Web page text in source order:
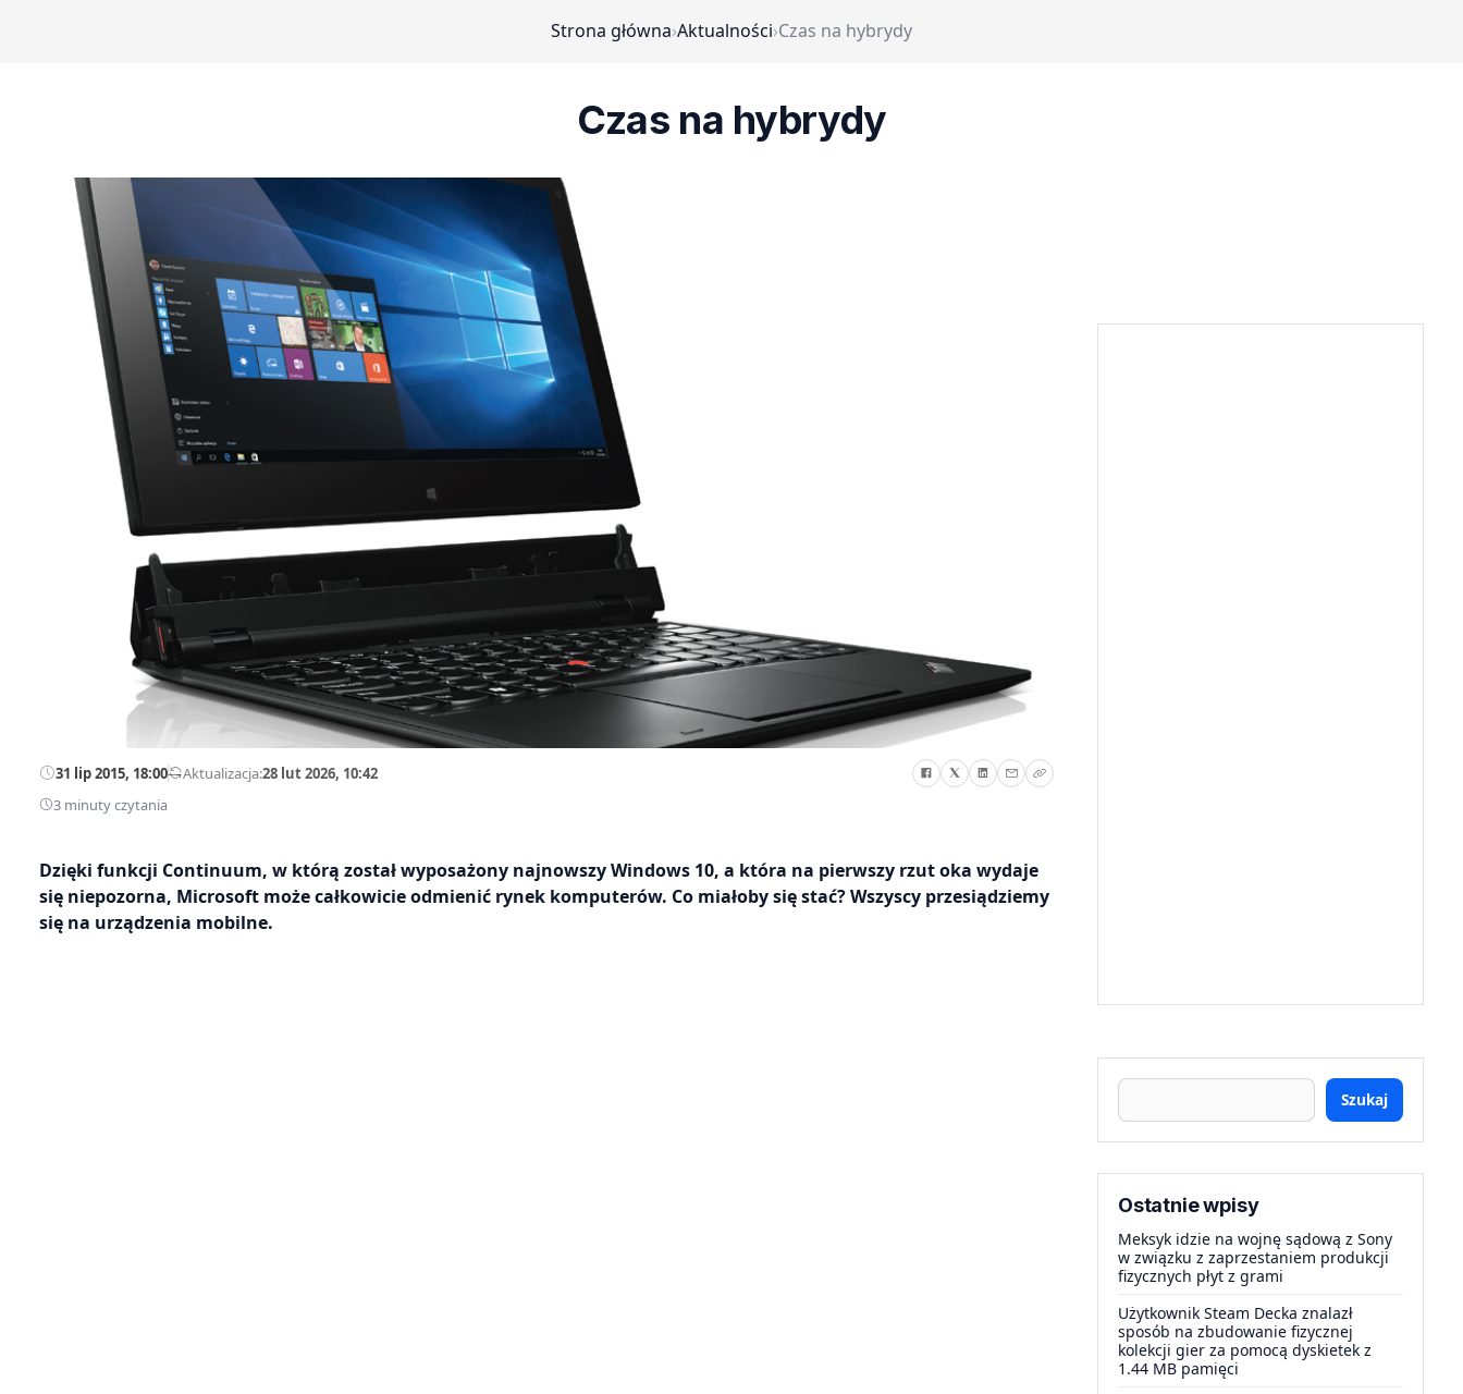
Strona główna›Aktualności›Czas na hybrydy
Czas na hybrydy
31 lip 2015, 18:00—Aktualizacja:28 lut 2026, 10:42
3 minuty czytania
Dzięki funkcji Continuum, w którą został wyposażony najnowszy Windows 10, a która na pierwszy rzut oka wydaje
się niepozorna, Microsoft może całkowicie odmienić rynek komputerów. Co miałoby się stać? Wszyscy przesiądziemy
się na urządzenia mobilne.
Szukaj
Ostatnie wpisy
Meksyk idzie na wojnę sądową z Sony
w związku z zaprzestaniem produkcji
fizycznych płyt z grami
Użytkownik Steam Decka znalazł
sposób na zbudowanie fizycznej
kolekcji gier za pomocą dyskietek z
1.44 MB pamięci